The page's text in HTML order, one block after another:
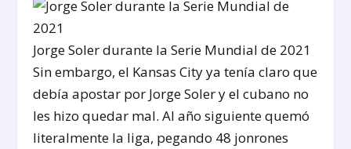
Jorge Soler durante la Serie Mundial de 2021
Sin embargo, el Kansas City ya tenía claro que
debía apostar por Jorge Soler y el cubano no
les hizo quedar mal. Al año siguiente quemó
literalmente la liga, pegando 48 jonrones